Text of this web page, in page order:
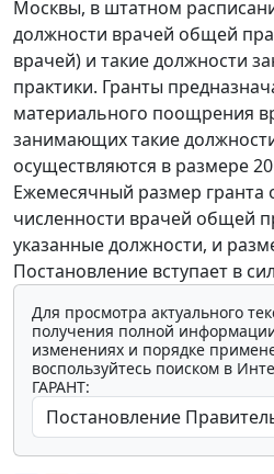
Москвы, в штатном
должности врачей общей
врачей) и такие должности
практики. Гранты
материального поощрения
занимающих такие
осуществляются в размере
Ежемесячный размер гранта
численности врачей общей
указанные должности, и
Постановление вступает в
Для просмотра актуального
получения полной
изменениях и порядке
воспользуйтесь поиском в
ГАРАНТ: